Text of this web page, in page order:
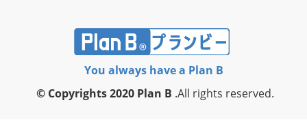
You always have a Plan B
© Copyrights 2020 Plan B .All rights reserved.